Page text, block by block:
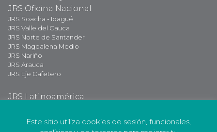
JRS Oficina Nacional
JRS Soacha - Ibagué
JRS Valle del Cauca
JRS Norte de Santander
JRS Magdalena Medio
JRS Nariño
JRS Arauca
JRS Eje Cafetero
JRS Latinoamérica
Dona Ahora
Este sitio utiliza cookies de sesión, funcionales,